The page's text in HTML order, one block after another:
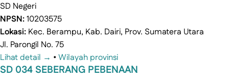
SD Negeri
NPSN:10203575
Lokasi: Kec. Berampu, Kab. Dairi, Prov. Sumatera Utara
Jl. Parongil No. 75
Lihat detail → • Wilayah provinsi
SD 034 SEBERANG PEBENAAN